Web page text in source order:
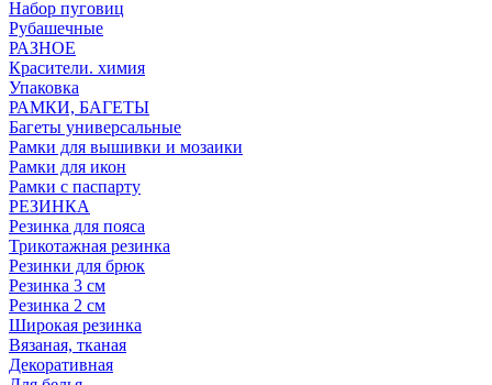
Набор пуговиц
Рубашечные
РАЗНОЕ
Красители. химия
Упаковка
РАМКИ, БАГЕТЫ
Багеты универсальные
Рамки для вышивки и мозаики
Рамки для икон
Рамки с паспарту
РЕЗИНКА
Резинка для пояса
Трикотажная резинка
Резинки для брюк
Резинка 3 см
Резинка 2 см
Широкая резинка
Вязаная, тканая
Декоративная